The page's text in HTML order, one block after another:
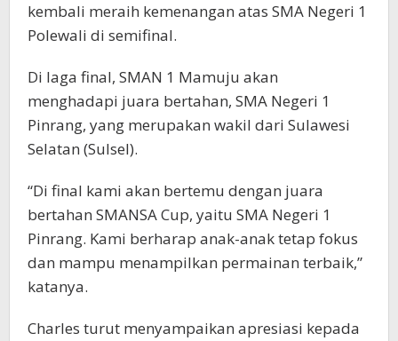
kembali meraih kemenangan atas SMA Negeri 1
Polewali di semifinal.
Di laga final, SMAN 1 Mamuju akan
menghadapi juara bertahan, SMA Negeri 1
Pinrang, yang merupakan wakil dari Sulawesi
Selatan (Sulsel).
“Di final kami akan bertemu dengan juara
bertahan SMANSA Cup, yaitu SMA Negeri 1
Pinrang. Kami berharap anak-anak tetap fokus
dan mampu menampilkan permainan terbaik,”
katanya.
Charles turut menyampaikan apresiasi kepada